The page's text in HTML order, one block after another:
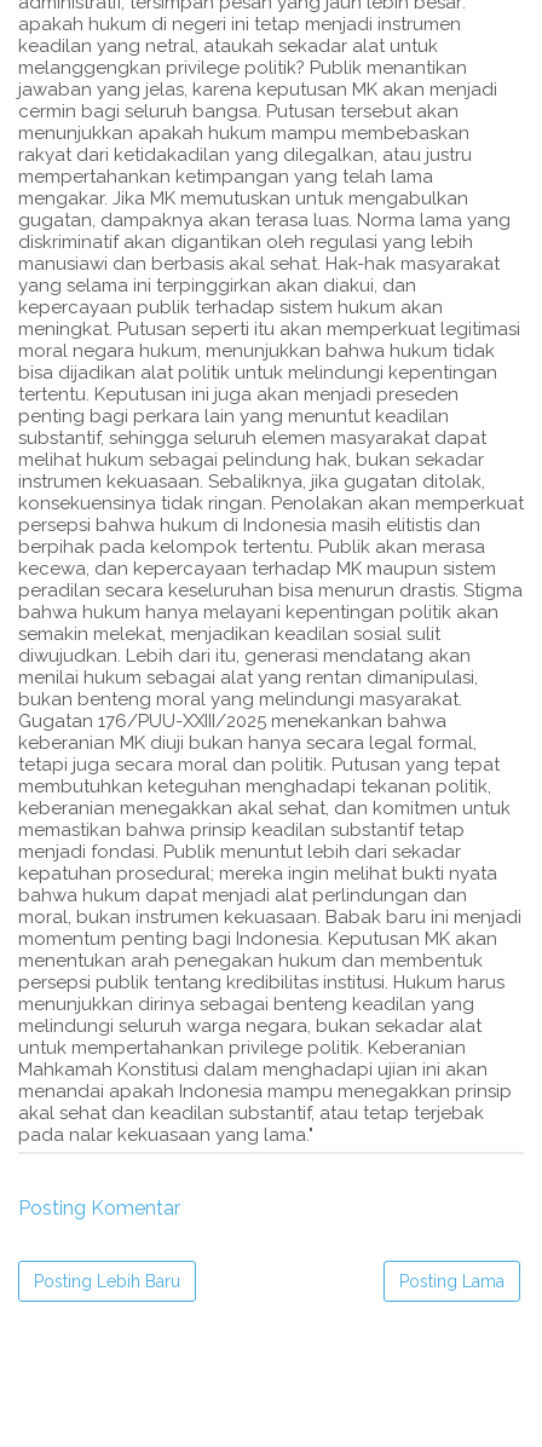
apakah hukum di negeri ini tetap menjadi instrumen
keadilan yang netral, ataukah sekadar alat untuk
melanggengkan privilege politik? Publik menantikan
jawaban yang jelas, karena keputusan MK akan menjadi
cermin bagi seluruh bangsa. Putusan tersebut akan
menunjukkan apakah hukum mampu membebaskan
rakyat dari ketidakadilan yang dilegalkan, atau justru
mempertahankan ketimpangan yang telah lama
mengakar. Jika MK memutuskan untuk mengabulkan
gugatan, dampaknya akan terasa luas. Norma lama yang
diskriminatif akan digantikan oleh regulasi yang lebih
manusiawi dan berbasis akal sehat. Hak-hak masyarakat
yang selama ini terpinggirkan akan diakui, dan
kepercayaan publik terhadap sistem hukum akan
meningkat. Putusan seperti itu akan memperkuat legitimasi
moral negara hukum, menunjukkan bahwa hukum tidak
bisa dijadikan alat politik untuk melindungi kepentingan
tertentu. Keputusan ini juga akan menjadi preseden
penting bagi perkara lain yang menuntut keadilan
substantif, sehingga seluruh elemen masyarakat dapat
melihat hukum sebagai pelindung hak, bukan sekadar
instrumen kekuasaan. Sebaliknya, jika gugatan ditolak,
konsekuensinya tidak ringan. Penolakan akan memperkuat
persepsi bahwa hukum di Indonesia masih elitistis dan
berpihak pada kelompok tertentu. Publik akan merasa
kecewa, dan kepercayaan terhadap MK maupun sistem
peradilan secara keseluruhan bisa menurun drastis. Stigma
bahwa hukum hanya melayani kepentingan politik akan
semakin melekat, menjadikan keadilan sosial sulit
diwujudkan. Lebih dari itu, generasi mendatang akan
menilai hukum sebagai alat yang rentan dimanipulasi,
bukan benteng moral yang melindungi masyarakat.
Gugatan 176/PUU-XXIII/2025 menekankan bahwa
keberanian MK diuji bukan hanya secara legal formal,
tetapi juga secara moral dan politik. Putusan yang tepat
membutuhkan keteguhan menghadapi tekanan politik,
keberanian menegakkan akal sehat, dan komitmen untuk
memastikan bahwa prinsip keadilan substantif tetap
menjadi fondasi. Publik menuntut lebih dari sekadar
kepatuhan prosedural; mereka ingin melihat bukti nyata
bahwa hukum dapat menjadi alat perlindungan dan
moral, bukan instrumen kekuasaan. Babak baru ini menjadi
momentum penting bagi Indonesia. Keputusan MK akan
menentukan arah penegakan hukum dan membentuk
persepsi publik tentang kredibilitas institusi. Hukum harus
menunjukkan dirinya sebagai benteng keadilan yang
melindungi seluruh warga negara, bukan sekadar alat
untuk mempertahankan privilege politik. Keberanian
Mahkamah Konstitusi dalam menghadapi ujian ini akan
menandai apakah Indonesia mampu menegakkan prinsip
akal sehat dan keadilan substantif, atau tetap terjebak
pada nalar kekuasaan yang lama."
Posting Komentar
Posting Lebih Baru Posting Lama